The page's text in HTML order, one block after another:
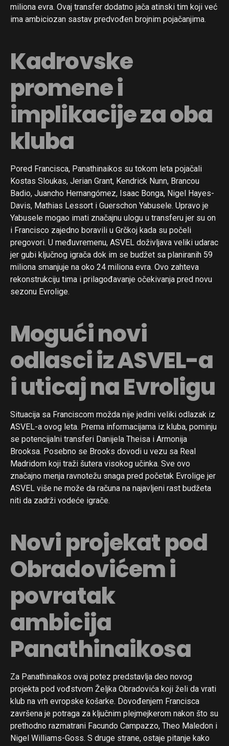
miliona evra. Ovaj transfer dodatno jača atinski tim koji već
ima ambiciozan sastav predvođen brojnim pojačanjima.
Kadrovske
promene i
implikacije za oba
kluba
Pored Francisca, Panathinaikos su tokom leta pojačali
Kostas Sloukas, Jerian Grant, Kendrick Nunn, Brancou
Badio, Juancho Hernangómez, Isaac Bonga, Nigel Hayes-
Davis, Mathias Lessort i Guerschon Yabusele. Upravo je
Yabusele mogao imati značajnu ulogu u transferu jer su on
i Francisco zajedno boravili u Grčkoj kada su počeli
pregovori. U međuvremenu, ASVEL doživljava veliki udarac
jer gubi ključnog igrača dok im se budžet sa planiranih 59
miliona smanjuje na oko 24 miliona evra. Ovo zahteva
rekonstrukciju tima i prilagođavanje očekivanja pred novu
sezonu Evrolige.
Mogući novi
odlasci iz ASVEL-a
i uticaj na Evroligu
Situacija sa Franciscom možda nije jedini veliki odlazak iz
ASVEL-a ovog leta. Prema informacijama iz kluba, pominju
se potencijalni transferi Danijela Theisa i Armonija
Brooksa. Posebno se Brooks dovodi u vezu sa Real
Madridom koji traži šutera visokog učinka. Sve ovo
značajno menja ravnotežu snaga pred početak Evrolige jer
ASVEL više ne može da računa na najavljeni rast budžeta
niti da zadrži vodeće igrače.
Novi projekat pod
Obradovićem i
povratak
ambicija
Panathinaikosa
Za Panathinaikos ovaj potez predstavlja deo novog
projekta pod vođstvom Željka Obradovića koji želi da vrati
klub na vrh evropske košarke. Dovođenjem Francisca
završena je potraga za ključnim plejmejkerom nakon što su
prethodno razmatrani Facundo Campazzo, Theo Maledon i
Nigel Williams-Goss. S druge strane, ostaje pitanje kako